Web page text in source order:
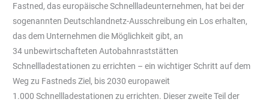
Fastned, das europäische Schnellladeunternehmen, hat bei der
sogenannten Deutschlandnetz-Ausschreibung ein Los erhalten,
das dem Unternehmen die Möglichkeit gibt, an
34 unbewirtschafteten Autobahnraststätten
Schnellladestationen zu errichten – ein wichtiger Schritt auf dem
Weg zu Fastneds Ziel, bis 2030 europaweit
1.000 Schnellladestationen zu errichten. Dieser zweite Teil der